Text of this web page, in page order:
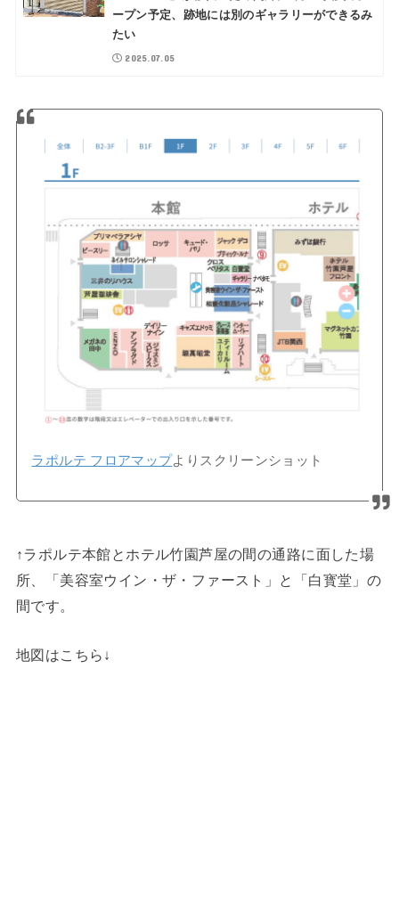
ープン予定、跡地には別のギャラリーができるみ
たい
2025.07.05
ラポルテ フロアマップよりスクリーンショット
↑ラポルテ本館とホテル竹園芦屋の間の通路に面した場
所、「美容室ウイン・ザ・ファースト」と「白寳堂」の
間です。
地図はこちら↓